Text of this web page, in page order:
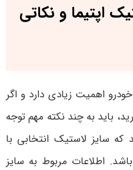
اپتیما و نکاتی
اهمیت زیادی دارد و اگر
باید به چند نکته مهم توجه
که سایز لاستیک انتخابی با
اطلاعات مربوط به سایز